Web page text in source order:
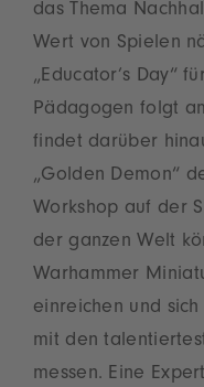
das Thema
Wert von Spielen
„Educator’s Day“
Pädagogen folgt
findet darüber
„Golden Demon“
Workshop auf der
der ganzen Welt
Warhammer
einreichen und
mit den
messen. Eine